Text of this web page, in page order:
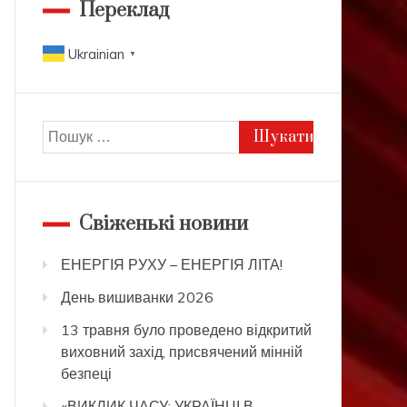
Переклад
Ukrainian ▼
Пошук:
Свіженькі новини
ЕНЕРГІЯ РУХУ – ЕНЕРГІЯ ЛІТА!
День вишиванки 2026
13 травня було проведено відкритий
виховний захід, присвячений мінній
безпеці